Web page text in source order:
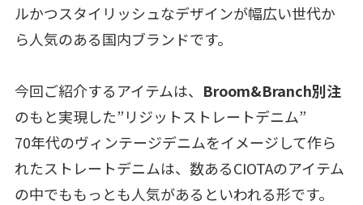
ルかつスタイリッシュなデザインが幅広い世代か
ら人気のある国内ブランドです。
今回ご紹介するアイテムは、 Broom&Branch別注
のもと実現した”リジットストレートデニム”
70年代のヴィンテージデニムをイメージして作ら
れたストレートデニムは、数あるCIOTAのアイテム
の中でももっとも人気があるといわれる形です。